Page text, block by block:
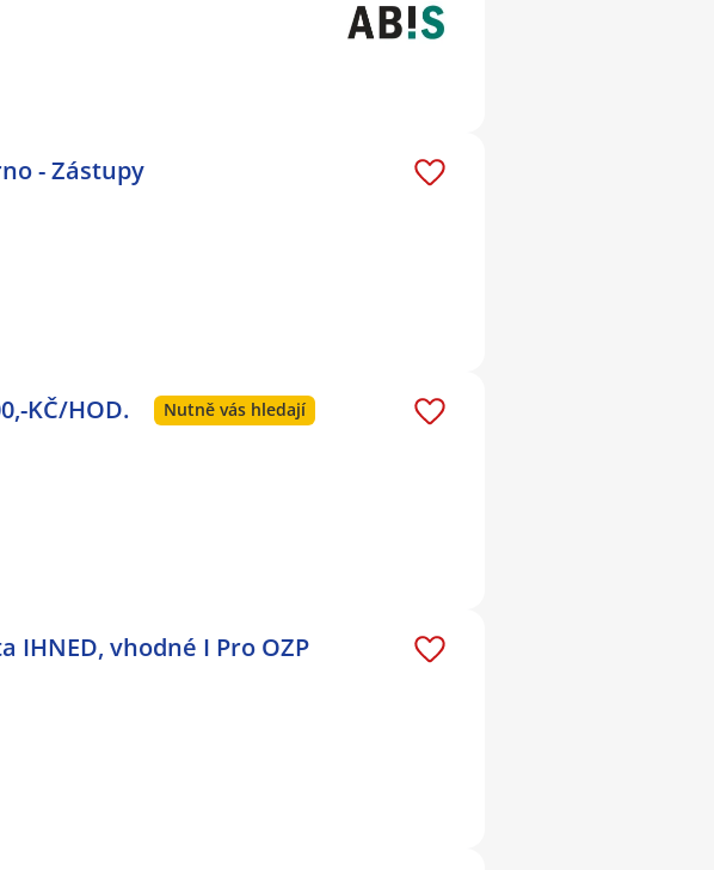
- Zástupy
KČ/HOD. Nutně vás hledají
IHNED, vhodné I Pro OZP